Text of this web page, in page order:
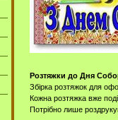
Розтяжки до Дня
Збірка розтяжок для
Кожна розтяжка вже
Потрібно лише